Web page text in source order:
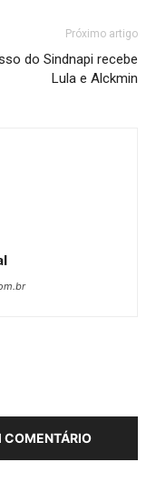
Próximo artigo
do Sindnapi recebe
Lula e Alckmin
COMENTÁRIO